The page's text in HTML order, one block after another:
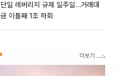
단일 레버리지 규제 일주일…거래대
금 이틀째 1조 하회